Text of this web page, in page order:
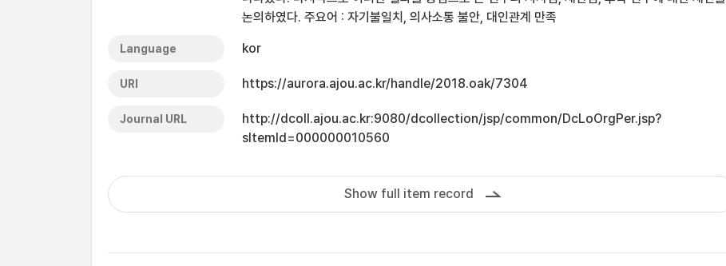
논의하였다. 주요어 : 자기불일치, 의사소통 불안, 대인관계 만족
Language kor
URI https://aurora.ajou.ac.kr/handle/2018.oak/7304
Journal URL
http://dcoll.ajou.ac.kr:9080/dcollection/jsp/common/DcLoOrgPer.jsp?
sItemId=000000010560
Show full item record